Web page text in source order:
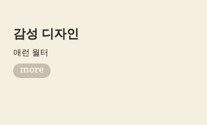
감성 디자인
애런 월터
more